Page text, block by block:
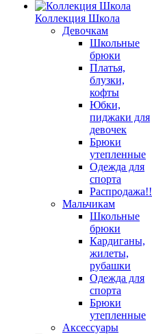
Коллекция Школа
Девочкам
Школьные
брюки
Платья,
блузки,
кофты
Юбки,
пиджаки для
девочек
Брюки
утепленные
Одежда для
спорта
Распродажа!!
Мальчикам
Школьные
брюки
Кардиганы,
жилеты,
рубашки
Одежда для
спорта
Брюки
утепленные
Аксессуары